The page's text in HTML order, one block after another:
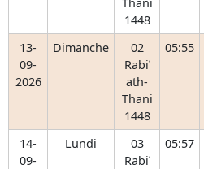
1448
13-
09-
2026
Dimanche
02
Rabiʿ
ath-
Thani
1448
05:55
14-
09-
Lundi
03
Rabiʿ
05:57